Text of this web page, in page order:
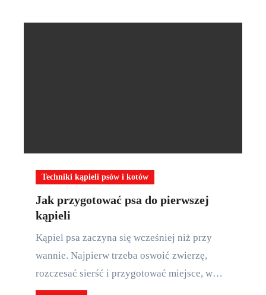
Techniki kąpieli psów i kotów
Jak przygotować psa do pierwszej
kąpieli
Kąpiel psa zaczyna się wcześniej niż przy
wannie. Najpierw trzeba oswoić zwierzę,
rozczesać sierść i przygotować miejsce, w…